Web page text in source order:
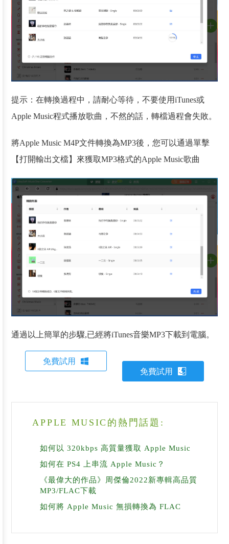
提示：在轉換過程中，請耐心等待，不要使用iTunes或
Apple Music程式播放歌曲，不然的話，轉檔過程會失敗。
將Apple Music M4P文件轉換為MP3後，您可以通過單擊
【打開輸出文檔】來獲取MP3格式的Apple Music歌曲
通過以上簡單的步驟,已經將iTunes音樂MP3下載到電腦。
免費試用
免費試用
APPLE MUSIC的熱門話題:
如何以 320kbps 高質量獲取 Apple Music
如何在 PS4 上串流 Apple Music？
《最偉大的作品》周傑倫2022新專輯高品質
MP3/FLAC下載
如何將 Apple Music 無損轉換為 FLAC